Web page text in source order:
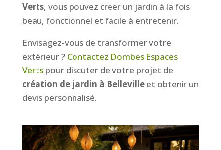
Verts, vous pouvez créer un jardin à la fois
beau, fonctionnel et facile à entretenir.
Envisagez-vous de transformer votre
extérieur ? Contactez Dombes Espaces
Vertspour discuter de votre projet de
création de jardin à Bellevilleet obtenir un
devis personnalisé.